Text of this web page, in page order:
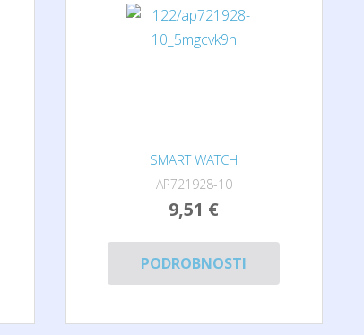
SMART WATCH
AP721928-10
9,51 €
PODROBNOSTI